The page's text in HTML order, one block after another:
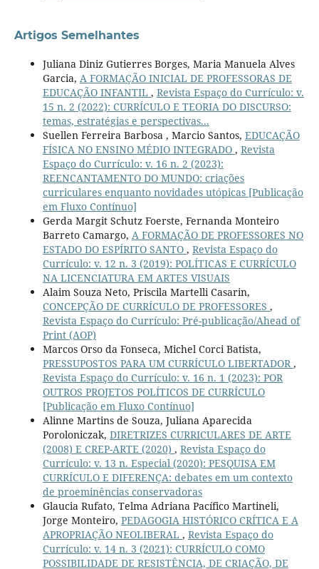
Artigos Semelhantes
Juliana Diniz Gutierres Borges, Maria Manuela Alves
Garcia, A FORMAÇÃO INICIAL DE PROFESSORAS DE
EDUCAÇÃO INFANTIL , Revista Espaço do Currículo: v.
15 n. 2 (2022): CURRÍCULO E TEORIA DO DISCURSO:
temas, estratégias e perspectivas...
Suellen Ferreira Barbosa , Marcio Santos, EDUCAÇÃO
FÍSICA NO ENSINO MÉDIO INTEGRADO , Revista
Espaço do Currículo: v. 16 n. 2 (2023):
REENCANTAMENTO DO MUNDO: criações
curriculares enquanto novidades utópicas [Publicação
em Fluxo Contínuo]
Gerda Margit Schutz Foerste, Fernanda Monteiro
Barreto Camargo, A FORMAÇÃO DE PROFESSORES NO
ESTADO DO ESPÍRITO SANTO , Revista Espaço do
Currículo: v. 12 n. 3 (2019): POLÍTICAS E CURRÍCULO
NA LICENCIATURA EM ARTES VISUAIS
Alaim Souza Neto, Priscila Martelli Casarin,
CONCEPÇÃO DE CURRÍCULO DE PROFESSORES ,
Revista Espaço do Currículo: Pré-publicação/Ahead of
Print (AOP)
Marcos Orso da Fonseca, Michel Corci Batista,
PRESSUPOSTOS PARA UM CURRÍCULO LIBERTADOR,
Revista Espaço do Currículo: v. 16 n. 1 (2023): POR
OUTROS PROJETOS POLÍTICOS DE CURRÍCULO
[Publicação em Fluxo Contínuo]
Alinne Martins de Souza, Juliana Aparecida
Poroloniczak, DIRETRIZES CURRICULARES DE ARTE
(2008) E CREP-ARTE (2020) , Revista Espaço do
Currículo: v. 13 n. Especial (2020): PESQUISA EM
CURRÍCULO E DIFERENÇA: debates em um contexto
de proeminências conservadoras
Glaucia Rufato, Telma Adriana Pacífico Martineli,
Jorge Monteiro, PEDAGOGIA HISTÓRICO CRÍTICA E A
APROPRIAÇÃO NEOLIBERAL , Revista Espaço do
Currículo: v. 14 n. 3 (2021): CURRÍCULO COMO
POSSIBILIDADE DE RESISTÊNCIA, DE CRIAÇÃO, DE